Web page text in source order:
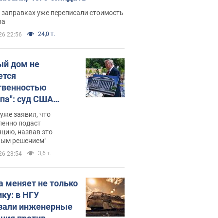
уже переписали стоимость
22:56 24,0 т.
дом не
суд США
зала
400 млн
заявил, что
подаст
назвав это
решением"
23:54 3,6 т.
меняет не только
в НГУ
инженерные